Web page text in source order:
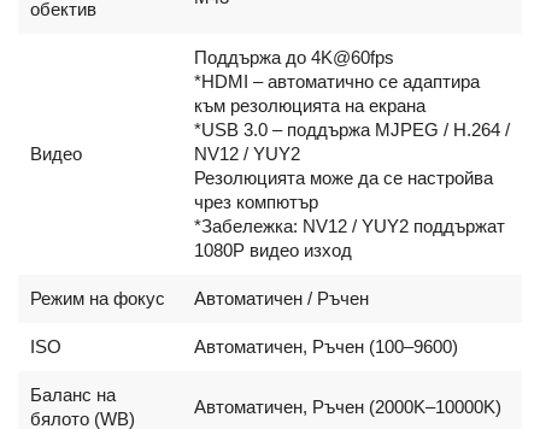
обектив
Видео
Поддържа до 4K@60fps
*HDMI – автоматично се адаптира
към резолюцията на екрана
*USB 3.0 – поддържа MJPEG / H.264 /
NV12 / YUY2
Резолюцията може да се настройва
чрез компютър
*Забележка: NV12 / YUY2 поддържат
1080P видео изход
Режим на фокус Автоматичен / Ръчен
ISO Автоматичен, Ръчен (100–9600)
Баланс на
бялото (WB)
Автоматичен, Ръчен (2000K–10000K)